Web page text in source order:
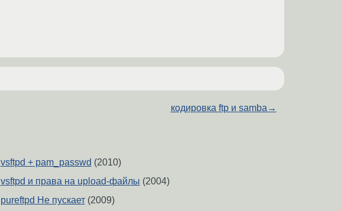
кодировка ftp и samba →
vsftpd + pam_passwd (2010)
vsftpd и права на upload-файлы (2004)
pureftpd Не пускает(2009)